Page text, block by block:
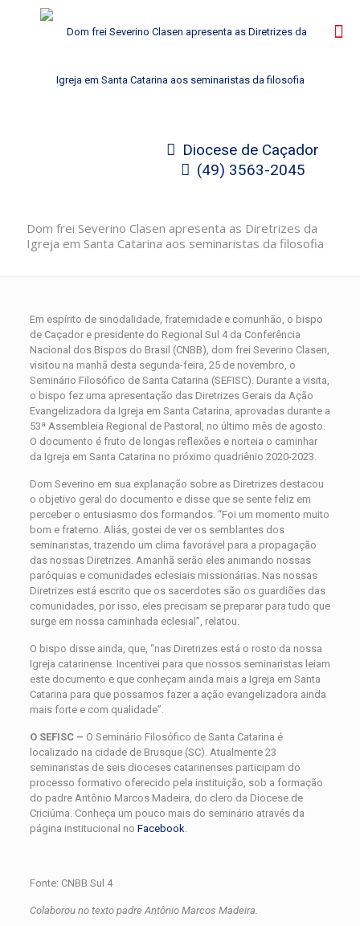
Diocese de Caçador
(49) 3563-2045
Dom frei Severino Clasen apresenta as Diretrizes da
Igreja em Santa Catarina aos seminaristas da filosofia
Em espírito de sinodalidade, fraternidade e comunhão, o bispo
de Caçador e presidente do Regional Sul 4 da Conferência
Nacional dos Bispos do Brasil (CNBB), dom frei Severino Clasen,
visitou na manhã desta segunda-feira, 25 de novembro, o
Seminário Filosófico de Santa Catarina (SEFISC). Durante a visita,
o bispo fez uma apresentação das Diretrizes Gerais da Ação
Evangelizadora da Igreja em Santa Catarina, aprovadas durante a
53ª Assembleia Regional de Pastoral, no último mês de agosto.
O documento é fruto de longas reflexões e norteia o caminhar
da Igreja em Santa Catarina no próximo quadriênio 2020-2023.
Dom Severino em sua explanação sobre as Diretrizes destacou
o objetivo geral do documento e disse que se sente feliz em
perceber o entusiasmo dos formandos. “Foi um momento muito
bom e fraterno. Aliás, gostei de ver os semblantes dos
seminaristas, trazendo um clima favorável para a propagação
das nossas Diretrizes. Amanhã serão eles animando nossas
paróquias e comunidades eclesiais missionárias. Nas nossas
Diretrizes está escrito que os sacerdotes são os guardiões das
comunidades, por isso, eles precisam se preparar para tudo que
surge em nossa caminhada eclesial”, relatou.
O bispo disse ainda, que, “nas Diretrizes está o rosto da nossa
Igreja catarinense. Incentivei para que nossos seminaristas leiam
este documento e que conheçam ainda mais a Igreja em Santa
Catarina para que possamos fazer a ação evangelizadora ainda
mais forte e com qualidade”.
O SEFISC – O Seminário Filosófico de Santa Catarina é
localizado na cidade de Brusque (SC). Atualmente 23
seminaristas de seis dioceses catarinenses participam do
processo formativo oferecido pela instituição, sob a formação
do padre Antônio Marcos Madeira, do clero da Diocese de
Criciúma. Conheça um pouco mais do seminário através da
página institucional no Facebook.
Fonte: CNBB Sul 4
Colaborou no texto padre Antônio Marcos Madeira.